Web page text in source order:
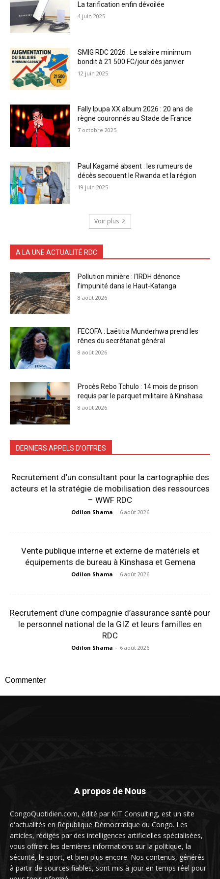
La tarification enfin dévoilée
4 juin 2025
SMIG RDC 2026 : Le salaire minimum
bondit à 21 500 FC/jour dès janvier
12 juin 2025
Fally Ipupa XX album 2026 : 20 ans de
règne couronnés au Stade de France
7 octobre 2025
Paul Kagamé absent : les rumeurs de
décès secouent le Rwanda et la région
19 juin 2025
Voir plus
A LA UNE ACTUALITÉ RDC
Pollution minière : l’IRDH dénonce
l’impunité dans le Haut-Katanga
8 août 2026
FECOFA : Laëtitia Munderhwa prend les
rênes du secrétariat général
8 août 2026
Procès Rebo Tchulo : 14 mois de prison
requis par le parquet militaire à Kinshasa
8 août 2026
DERNIERS APPELS D'OFFRES
Recrutement d’un consultant pour la cartographie des
acteurs et la stratégie de mobilisation des ressources
– WWF RDC
Odilon Shama - 6 août 2026
Vente publique interne et externe de matériels et
équipements de bureau à Kinshasa et Gemena
Odilon Shama - 6 août 2026
Recrutement d’une compagnie d’assurance santé pour
le personnel national de la GIZ et leurs familles en
RDC
Odilon Shama - 6 août 2026
Commenter
A propos de Nous
CongoQuotidien.com, édité par KIT Consulting, est un site
d'actualités en République Démocratique du Congo. Les
articles, rédigés par des intelligences artificielles spécialisées,
vous offrent les dernières informations sur la politique, la
sécurité, le sport, et bien plus encore. Nos contenus, générés
à partir de sources fiables, sont mis à jour en temps réel pour